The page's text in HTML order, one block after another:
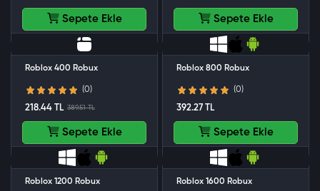
Sepete Ekle Sepete Ekle
Roblox 400 Robux
(0)
389.51 TL
218.44 TL
Sepete Ekle
Roblox 800 Robux
(0)
392.27 TL
Sepete Ekle
Roblox 1200 Robux Roblox 1600 Robux